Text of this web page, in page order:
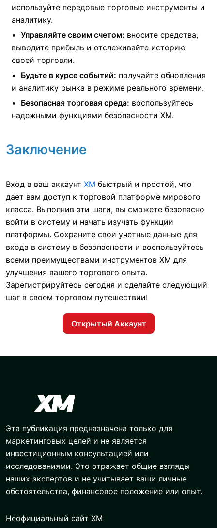
используйте передовые торговые инструменты и
аналитику.
Управляйте своим счетом: вносите средства,
выводите прибыль и отслеживайте историю
своей торговли.
Будьте в курсе событий: получайте обновления
и аналитику рынка в режиме реального времени.
Безопасная торговая среда: воспользуйтесь
надежными функциями безопасности XM.
Заключение
Вход в ваш аккаунт XM быстрый и простой, что
дает вам доступ к торговой платформе мирового
класса. Выполнив эти шаги, вы сможете безопасно
войти в систему и начать изучать функции
платформы. Сохраните свои учетные данные для
входа в систему в безопасности и воспользуйтесь
всеми преимуществами инструментов XM для
улучшения вашего торгового опыта.
Зарегистрируйтесь сегодня и сделайте следующий
шаг в своем торговом путешествии!
Открытый Аккаунт
Эта публикация предназначена только для
маркетинговых целей и не является
инвестиционным консультацией или
исследованиями. Это отражает общие взгляды
наших экспертов и не учитывает ваши личные
обстоятельства, финансовое положение или опыт.
Неофициальный сайт XM